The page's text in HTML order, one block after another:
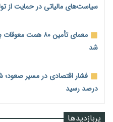
سیاست‌های مالیاتی در حمایت از
معمای تأمین ۸۰
شد
درصد رسید
رشد ۷۵ هزار میلیاردی پربازدیدها